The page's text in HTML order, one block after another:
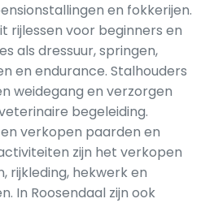
en fokkerijen.
rijlessen voor beginners en
als dressuur, springen,
en endurance. Stalhouders
weidegang en verzorgen
begeleiding.
verkopen paarden en
zijn het verkopen
rijkleding, hekwerk en
In Roosendaal zijn ook